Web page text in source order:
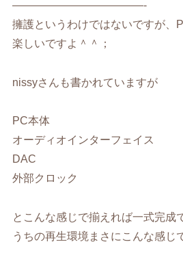
————————————-
擁護というわけではないですが、
楽しいですよ＾＾；
nissyさんも書かれていますが
PC本体
オーディオインターフェイス
DAC
外部クロック
とこんな感じで揃えれば一式完成
うちの再生環境まさにこんな感じ